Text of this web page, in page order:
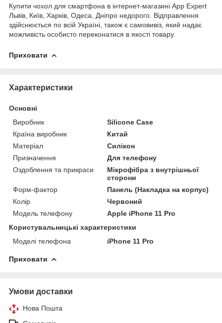
Купити чохол для смартфона в інтернет-магазині App Expert
Львів, Київ, Харків, Одеса, Дніпро недорого. Відправлення
здійснюється по всій Україні, також є самовивіз, який надає
можливість особисто переконатися в якості товару.
Приховати
Характеристики
Основні
Виробник
Silicone Case
Країна виробник
Китай
Матеріал
Силікон
Призначення
Для телефону
Оздоблення та прикраси
Мікрофібра з внутрішньої
сторони
Форм-фактор
Панель (Накладка на корпус)
Колір
Червоний
Модель телефону
Apple iPhone 11 Pro
Користувальницькі характеристики
Моделі телефона
iPhone 11 Pro
Приховати
Умови доставки
Нова Пошта